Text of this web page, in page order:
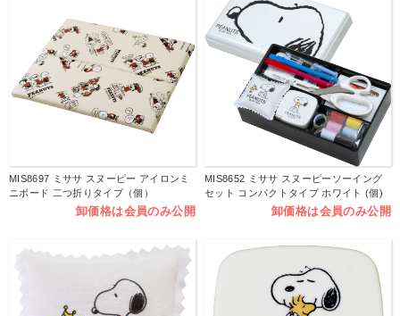
MIS8697 ミササ スヌーピー アイロンミ
ニボード 二つ折りタイプ（個）
卸価格は会員のみ公開
MIS8652 ミササ スヌーピーソーイング
セット コンパクトタイプ ホワイト (個)
卸価格は会員のみ公開